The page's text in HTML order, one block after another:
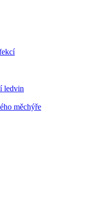
a objednejte se do naší
ledvin
měchýře